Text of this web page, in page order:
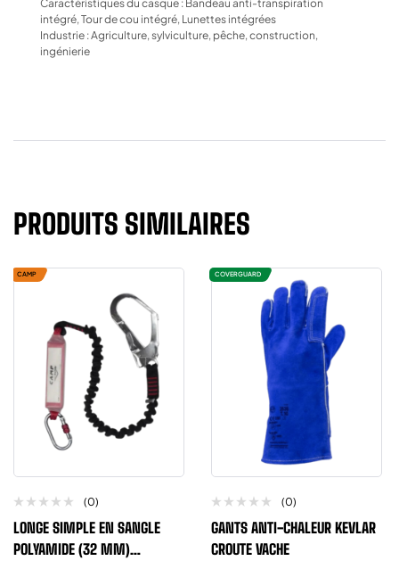
Caractéristiques du casque : Bandeau anti-transpiration
intégré, Tour de cou intégré, Lunettes intégrées
Industrie : Agriculture, sylviculture, pêche, construction,
ingénierie
PRODUITS SIMILAIRES
CAMP
(0)
LONGE SIMPLE EN SANGLE
POLYAMIDE (32 MM)
COVERGUARD
(0)
GANTS ANTI-CHALEUR KEVLAR
CROUTE VACHE